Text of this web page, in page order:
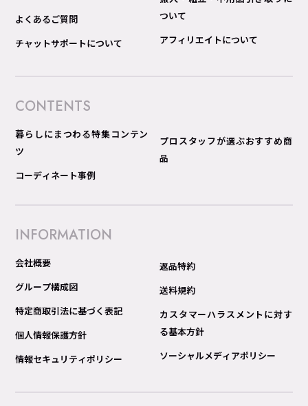
よくあるご質問
チャットサポートについて
ついて
アフィリエイトについて
CONTENTS
暮らしにまつわる特集コンテン
ツ
コーディネート事例
プロスタッフが選ぶおすすめ商
品
INFORMATION
会社概要
グループ構成図
特定商取引法に基づく表記
個人情報保護方針
情報セキュリティポリシー
返品特約
送料規約
カスタマーハラスメントに対す
る基本方針
ソーシャルメディアポリシー